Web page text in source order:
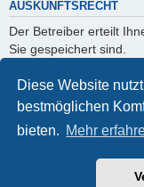
Diese Website
bestmöglichen
bieten. Mehr
AUSKUNFTSRECHT
Der Betreiber erteilt
Sie gespeichert sind.
Sie können jederzeit
verlangen.
Powered by